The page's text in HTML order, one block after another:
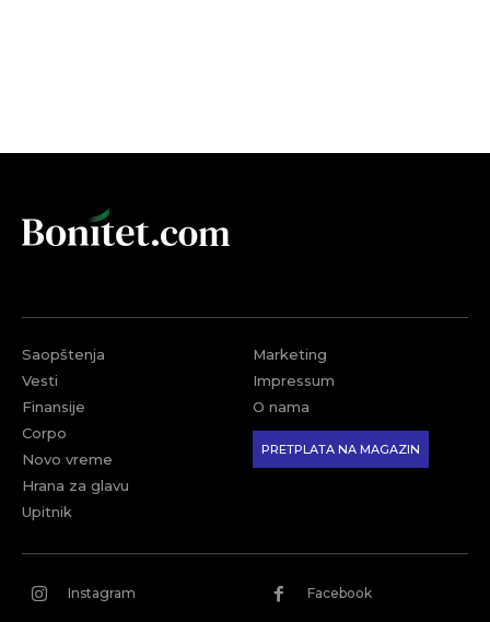
Saopštenja
Vesti
Finansije
Corpo
Novo vreme
Hrana za glavu
Upitnik
Marketing
Impressum
O nama
PRETPLATA NA MAGAZIN
Instagram Facebook